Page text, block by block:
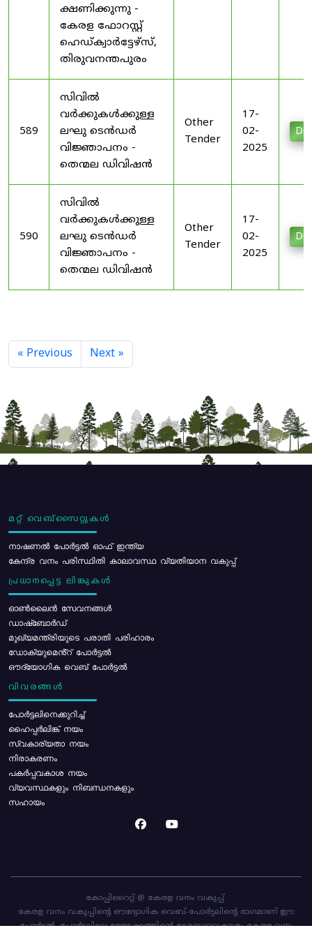
ക്ഷണിക്കുന്നു -
കേരള ഫോറസ്റ്റ്
ഹെഡ്ക്വാർട്ടേഴ്സ്,
തിരുവനന്തപുരം
589
സിവിൽ
വർക്കുകൾക്കുള്ള
ലഘു ടെൻഡർ
വിജ്ഞാപനം -
തെന്മല ഡിവിഷൻ
Other
Tender
17-
02-
2025
590
സിവിൽ
വർക്കുകൾക്കുള്ള
ലഘു ടെൻഡർ
വിജ്ഞാപനം -
തെന്മല ഡിവിഷൻ
Other
Tender
17-
02-
2025
« Previous Next »
മറ്റ് വെബ്സൈറ്റുകൾ
നാഷണൽ പോർട്ടൽ ഓഫ് ഇന്ത്യ
കേന്ദ്ര വനം പരിസ്ഥിതി കാലാവസ്ഥ വ്യതിയാന വകുപ്പ്
പ്രധാനപ്പെട്ട ലിങ്കുകൾ
ഓൺലൈൻ സേവനങ്ങൾ
ഡാഷ്ബോർഡ്
മുഖ്യമന്ത്രിയുടെ പരാതി പരിഹാരം
ഡോക്യുമെൻ്റ് പോർട്ടൽ
ഔദ്യോഗിക വെബ് പോർട്ടൽ
വിവരങ്ങൾ
പോര്‍ട്ടലിനെക്കുറിച്ച്
ഹൈപ്പർലിങ്ക് നയം
സ്വകാര്യതാ നയം
നിരാകരണം
പകർപ്പവകാശ നയം
വ്യവസ്ഥകളും നിബന്ധനകളും
സഹായം
കോപ്പിറൈറ്റ് @ കേരള വനം വകുപ്പ്.
കേരള വനം വകുപ്പിന്റെ ഔദ്യോഗിക വെബ്-പോർട്ടലിന്റെ ഭാഗമാണ് ഈ
പോർട്ടൽ. പോർട്ടലിലെ ഉള്ളടക്കത്തിന്റെ ഉടമസ്ഥാവകാശം കേരള വനം